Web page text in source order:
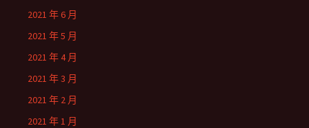
2021 年 6 月
2021 年 5 月
2021 年 4 月
2021 年 3 月
2021 年 2 月
2021 年 1 月